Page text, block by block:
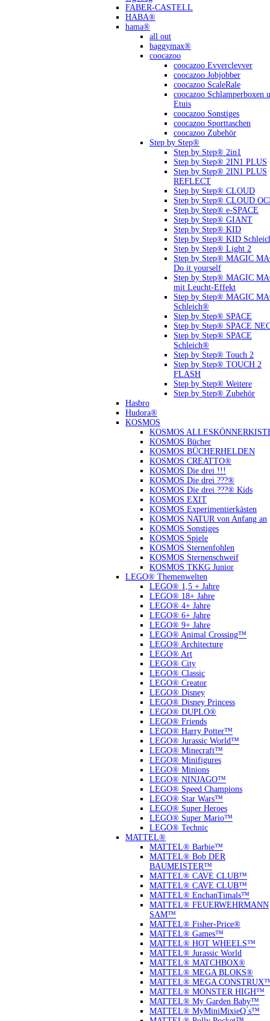
FABER-CASTELL
HABA®
hama®
all out
baggymax®
coocazoo
coocazoo Evverclevver
coocazoo Jobjobber
coocazoo ScaleRale
coocazoo Schlamperboxen
Etuis
coocazoo Sonstiges
coocazoo Sporttaschen
coocazoo Zubehör
Step by Step®
Step by Step® 2in1
Step by Step® 2IN1 PLUS
Step by Step® 2IN1 PLUS
REFLECT
Step by Step® CLOUD
Step by Step® CLOUD
Step by Step® e-SPACE
Step by Step® GIANT
Step by Step® KID
Step by Step® KID
Step by Step® Light 2
Step by Step® MAGIC
Do it yourself
Step by Step® MAGIC
mit Leucht-Effekt
Step by Step® MAGIC
Schleich®
Step by Step® SPACE
Step by Step® SPACE
Step by Step® SPACE
Schleich®
Step by Step® Touch 2
Step by Step® TOUCH 2
FLASH
Step by Step® Weitere
Step by Step® Zubehör
Hasbro
Hudora®
KOSMOS
KOSMOS
KOSMOS Bücher
KOSMOS BÜCHERHELDEN
KOSMOS CREATTO®
KOSMOS Die drei !!!
KOSMOS Die drei ???®
KOSMOS Die drei ???® Kids
KOSMOS EXIT
KOSMOS Experimentierkästen
KOSMOS NATUR von Anfang an
KOSMOS Sonstiges
KOSMOS Spiele
KOSMOS Sternenfohlen
KOSMOS Sternenschweif
KOSMOS TKKG Junior
LEGO® Themenwelten
LEGO® 1,5 + Jahre
LEGO® 18+ Jahre
LEGO® 4+ Jahre
LEGO® 6+ Jahre
LEGO® 9+ Jahre
LEGO® Animal Crossing™
LEGO® Architecture
LEGO® Art
LEGO® City
LEGO® Classic
LEGO® Creator
LEGO® Disney
LEGO® Disney Princess
LEGO® DUPLO®
LEGO® Friends
LEGO® Harry Potter™
LEGO® Jurassic World™
LEGO® Minecraft™
LEGO® Minifigures
LEGO® Minions
LEGO® NINJAGO™
LEGO® Speed Champions
LEGO® Star Wars™
LEGO® Super Heroes
LEGO® Super Mario™
LEGO® Technic
MATTEL®
MATTEL® Barbie™
MATTEL® Bob DER
BAUMEISTER™
MATTEL® CAVE CLUB™
MATTEL® CAVE CLUB™
MATTEL® EnchanTimals™
MATTEL® FEUERWEHRMANN
SAM™
MATTEL® Fisher-Price®
MATTEL® Games™
MATTEL® HOT WHEELS™
MATTEL® Jurassic World
MATTEL® MATCHBOX®
MATTEL® MEGA BLOKS®
MATTEL® MEGA
MATTEL® MONSTER HIGH™
MATTEL® My Garden Baby™
MATTEL® MyMiniMixieQ ́s™